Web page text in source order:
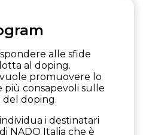
alle sfide
al doping.
promuovere lo
consapevoli sulle
del doping.
i destinatari
NADO Italia che è